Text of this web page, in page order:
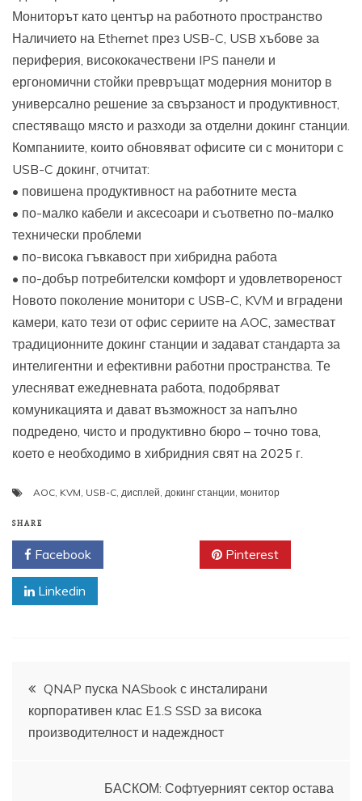
Мониторът като център на работното пространство
Наличието на Ethernet през USB-C, USB хъбове за
периферия, висококачествени IPS панели и
ергономични стойки превръщат модерния монитор в
универсално решение за свързаност и продуктивност,
спестяващо място и разходи за отделни докинг станции.
Компаниите, които обновяват офисите си с монитори с
USB-C докинг, отчитат:
• повишена продуктивност на работните места
• по-малко кабели и аксесоари и съответно по-малко
технически проблеми
• по-висока гъвкавост при хибридна работа
• по-добър потребителски комфорт и удовлетвореност
Новото поколение монитори с USB-C, KVM и вградени
камери, като тези от офис сериите на AOC, заместват
традиционните докинг станции и задават стандарта за
интелигентни и ефективни работни пространства. Те
улесняват ежедневната работа, подобряват
комуникацията и дават възможност за напълно
подредено, чисто и продуктивно бюро – точно това,
което е необходимо в хибридния свят на 2025 г.
AOC, KVM, USB-C, дисплей, докинг станции, монитор
SHARE
Facebook Pinterest
Linkedin
Навигация
QNAP пуска NASbook с инсталирани
корпоративен клас E1.S SSD за висока
производителност и надеждност
БАСКОМ: Софтуерният сектор остава